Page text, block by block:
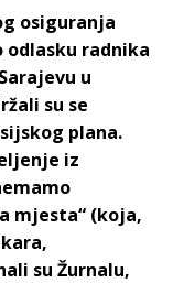
osiguranja
odlasku radnika
u
su se
plana.
iz
mjesta“ (koja,
su Žurnalu,